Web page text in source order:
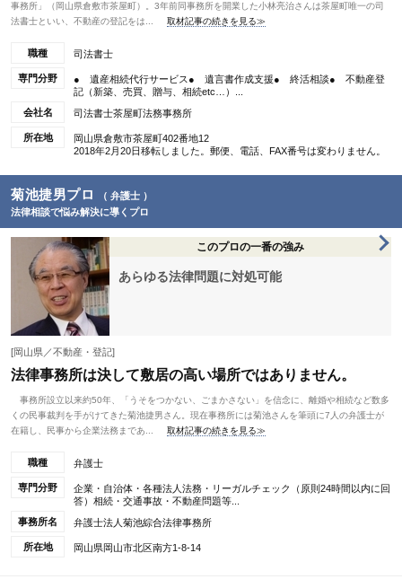
事務所」（岡山県倉敷市茶屋町）。3年前同事務所を開業した小林亮治さんは茶屋町唯一の司
法書士といい、不動産の登記をは...
取材記事の続きを見る≫
職種 司法書士
専門分野
● 遺産相続代行サービス● 遺言書作成支援● 終活相談● 不動産登
記（新築、売買、贈与、相続etc…）...
会社名
司法書士茶屋町法務事務所
所在地
岡山県倉敷市茶屋町402番地12
2018年2月20日移転しました。郵便、電話、FAX番号は変わりません。
菊池捷男プロ
（ 弁護士 ）
法律相談で悩み解決に導くプロ
このプロの一番の強み
あらゆる法律問題に対処可能
[岡山県／不動産・登記]
法律事務所は決して敷居の高い場所ではありません。
事務所設立以来約50年、「うそをつかない、ごまかさない」を信念に、離婚や相続など数多
くの民事裁判を手がけてきた菊池捷男さん。現在事務所には菊池さんを筆頭に7人の弁護士が
在籍し、民事から企業法務まであ...
取材記事の続きを見る≫
職種 弁護士
専門分野
企業・自治体・各種法人法務・リーガルチェック（原則24時間以内に回
答）相続・交通事故・不動産問題等...
事務所名
弁護士法人菊池綜合法律事務所
所在地 岡山県岡山市北区南方1-8-14